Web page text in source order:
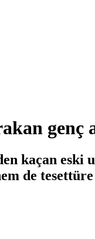
genç
kaçan eski
de